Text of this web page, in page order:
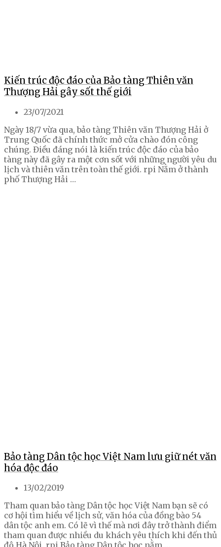
Kiến trúc độc đáo của Bảo tàng Thiên văn
Thượng Hải gây sốt thế giới
23/07/2021
Ngày 18/7 vừa qua, bảo tàng Thiên văn Thượng Hải ở
Trung Quốc đã chính thức mở cửa chào đón công
chúng. Điều đáng nói là kiến trúc độc đáo của bảo
tàng này đã gây ra một cơn sốt với những người yêu du
lịch và thiên văn trên toàn thế giới. rpi Nằm ở thành
phố Thượng Hải …
Bảo tàng Dân tộc học Việt Nam lưu giữ nét văn
hóa độc đáo
13/02/2019
Tham quan bảo tàng Dân tộc học Việt Nam bạn sẽ có
cơ hội tìm hiểu về lịch sử, văn hóa của đồng bào 54
dân tộc anh em. Có lẽ vì thế mà nơi đây trở thành điểm
tham quan được nhiều du khách yêu thích khi đến thủ